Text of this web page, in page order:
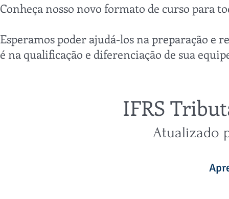
Conheça nosso novo formato de curso para
Esperamos poder ajudá-los na preparação e
é na qualificação e diferenciação de sua
IFRS
Atualizado